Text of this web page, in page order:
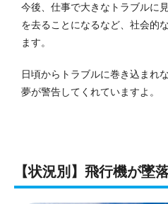
今後、仕事で大きなトラブルに
を去ることになるなど、社会的
ます。
日頃からトラブルに巻き込まれ
夢が警告してくれていますよ。
【状況別】飛行機が墜